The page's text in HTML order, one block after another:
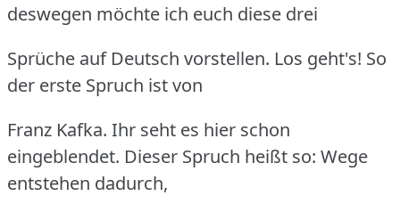
deswegen möchte ich euch diese drei
Sprüche auf Deutsch vorstellen. Los geht's! So
der erste Spruch ist von
Franz Kafka. Ihr seht es hier schon
eingeblendet. Dieser Spruch heißt so: Wege
entstehen dadurch,